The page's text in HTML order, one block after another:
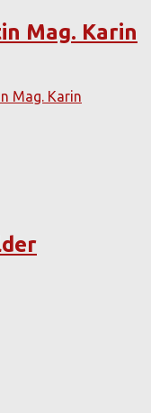
Mag. Karin